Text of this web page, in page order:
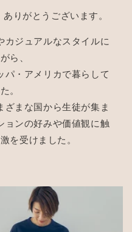
りがとうございます。
カジュアルなスタイルに
ら、
パ・アメリカで暮らして
。
ざまな国から生徒が集ま
ョンの好みや価値観に触
を受けました。